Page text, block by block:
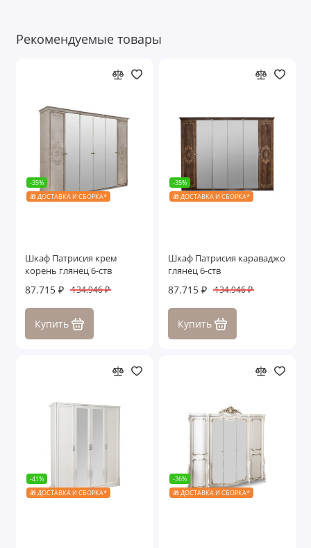
Рекомендуемые товары
-35%
🎁 ДОСТАВКА И СБОРКА*
Шкаф Патрисия крем
корень глянец 6-ств
87.715 ₽ 134.946 ₽
Купить
-35%
🎁 ДОСТАВКА И СБОРКА*
Шкаф Патрисия караваджо
глянец 6-ств
87.715 ₽ 134.946 ₽
Купить
-41%
🎁 ДОСТАВКА И СБОРКА*
-36%
🎁 ДОСТАВКА И СБОРКА*